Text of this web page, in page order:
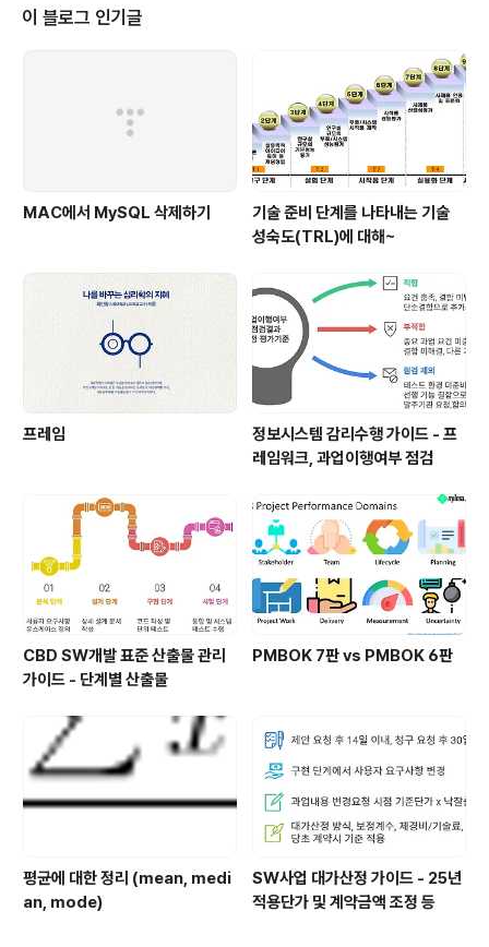
수로 나누면 되겠죠. 보통 동시에 나올 확률을 교집합으로
표기하기도 하는데, "Pattern Recognition and Machi
그림을 잘 살펴보면 직관적으로 확인할 수 있을 것입니다.
이 블로그 인기글
MAC에서 MySQL 삭제하기
기술 준비 단계를 나타내는 기술
성숙도(TRL)에 대해~
프레임
정보시스템 감리수행 가이드 - 프
레임워크, 과업이행여부 점검
CBD SW개발 표준 산출물 관리
가이드 - 단계별 산출물
PMBOK 7판 vs PMBOK 6판
평균에 대한 정리 (mean, medi
an, mode)
SW사업 대가산정 가이드 - 25년
적용단가 및 계약금액 조정 등